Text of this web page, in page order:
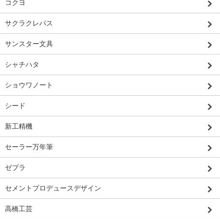
コクヨ
サクラクレパス
サンスター文具
シャチハタ
ショウワノート
シード
新工精機
セーラー万年筆
ゼブラ
セメントプロデュースデザイン
高橋工芸